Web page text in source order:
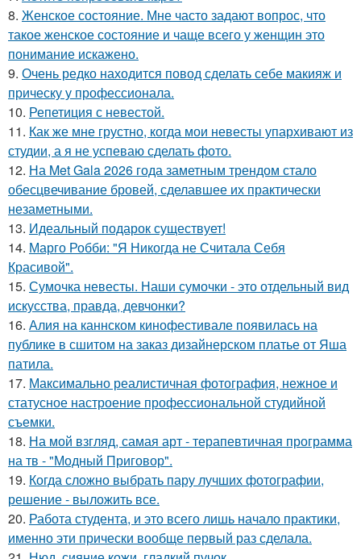
8. Женское состояние. Мне часто задают вопрос, что
такое женское состояние и чаще всего у женщин это
понимание искажено.
9. Очень редко находится повод сделать себе макияж и
прическу у профессионала.
10. Репетиция с невестой.
11. Как же мне грустно, когда мои невесты упархивают из
студии, а я не успеваю сделать фото.
12. На Met Gala 2026 года заметным трендом стало
обесцвечивание бровей, сделавшее их практически
незаметными.
13. Идеальный подарок существует!
14. Марго Робби: "Я Никогда не Считала Себя
Красивой".
15. Сумочка невесты. Наши сумочки - это отдельный вид
искусства, правда, девчонки?
16. Алия на каннском кинофестивале появилась на
публике в сшитом на заказ дизайнерском платье от Яша
патила.
17. Максимально реалистичная фотография, нежное и
статусное настроение профессиональной студийной
съемки.
18. На мой взгляд, самая арт - терапевтичная программа
на тв - "Модный Приговор".
19. Когда сложно выбрать пару лучших фотографии,
решение - выложить все.
20. Работа студента, и это всего лишь начало практики,
именно эти прически вообще первый раз сделала.